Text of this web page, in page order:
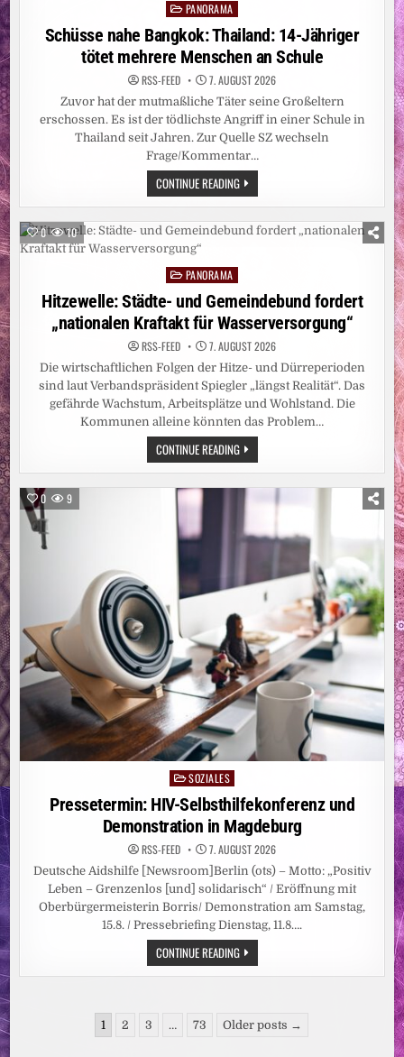
PostedPANORAMA
Schüsse nahe Bangkok: Thailand: 14-Jähriger
tötet mehrere Menschen an Schule
RSS-FEED 7. AUGUST 2026
Zuvor hat der mutmaßliche Täter seine Großeltern
erschossen. Es ist der tödlichste Angriff in einer Schule in
Thailand seit Jahren. Zur Quelle SZ wechseln
Frage/Kommentar…
CONTINUE READINGSCHÜSSE
NAHE
BANGKOK:
THAILAND:
14-
SCHULE
0 10
PostedPANORAMA
Hitzewelle: Städte- und Gemeindebund fordert
„nationalen Kraftakt für Wasserversorgung“
RSS-FEED 7. AUGUST 2026
Die wirtschaftlichen Folgen der Hitze- und Dürreperioden
sind laut Verbandspräsident Spiegler „längst Realität“. Das
gefährde Wachstum, Arbeitsplätze und Wohlstand. Die
Kommunen alleine könnten das Problem…
CONTINUE READINGHITZEWELLE:
STÄDTE-
UND
GEMEINDEBUND
FORDERT
„NATIONALEN
FÜR
WASSERVERSORGUNG“
0 9
Posted
in
SOZIALES
Pressetermin: HIV-Selbsthilfekonferenz und
Demonstration in Magdeburg
RSS-FEED 7. AUGUST 2026
Deutsche Aidshilfe [Newsroom]Berlin (ots) – Motto: „Positiv
Leben – Grenzenlos [und] solidarisch“ / Eröffnung mit
Oberbürgermeisterin Borris/ Demonstration am Samstag,
15.8. / Pressebriefing Dienstag, 11.8….
CONTINUE READINGPRESSETERMIN:
HIV-
SELBSTHILFEKONFERENZ
MAGDEBURG
Seitennummerierung
1 2 3 … 73 Older posts →